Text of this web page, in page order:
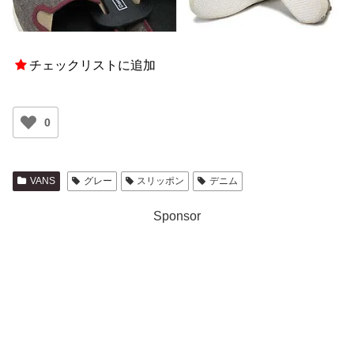
チェックリストに追加
0
VANS グレー スリッポン デニム
Sponsor